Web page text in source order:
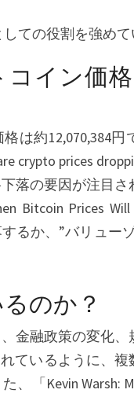
ての役割を強めて
イン価
は約12,070,384
crypto prices
落の要因が注目
Bitcoin Prices
るか、”バリュー
のか？
金融政策の変化
ているように、
「Kevin Warsh: